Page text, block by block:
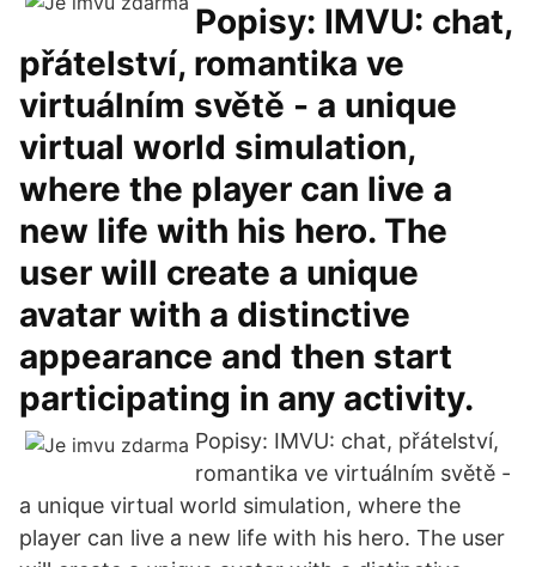
Popisy: IMVU: chat,
přátelství, romantika ve
virtuálním světě - a unique
virtual world simulation,
where the player can live a
new life with his hero. The
user will create a unique
avatar with a distinctive
appearance and then start
participating in any activity.
Popisy: IMVU: chat, přátelství,
romantika ve virtuálním světě -
a unique virtual world simulation, where the
player can live a new life with his hero. The user